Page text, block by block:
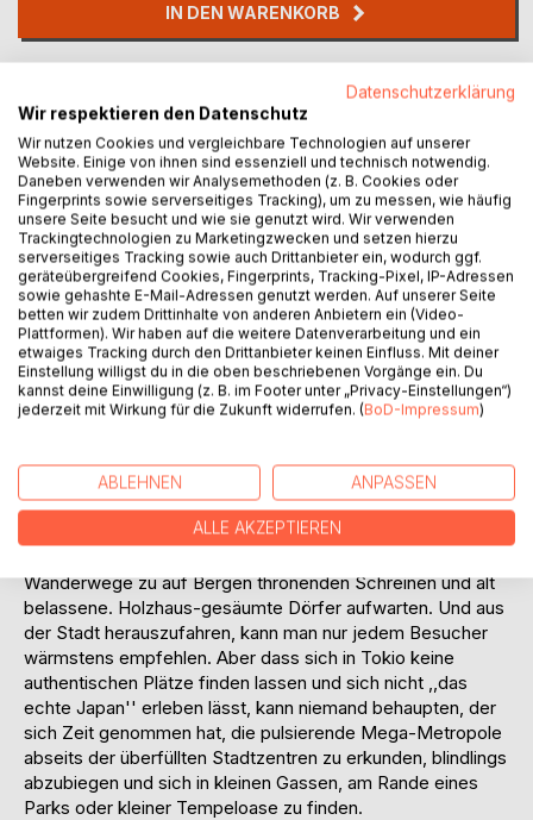
IN DEN WARENKORB
Titel bewerten
BESCHREIBUNG
Nicht jeder Reisende hat in Tokio sein Herz gelassen. Als
seelenlose Großstadt verschrien, wo Arbeit mehr wiegt als
Familie und Freizeit (Gesundheit gar), als Abbild einer
Stadt spaltet die Gemüter, vor allem bei Besuchern mit
wenig Zeit, aber hohen Erwartungen.
Es stimmt: Die schönsten Erlebnisse in Tokio bieten sich
Wanderwege zu auf Bergen thronenden Schreinen und alt
belassene. Holzhaus-gesäumte Dörfer aufwarten. Und aus
der Stadt herauszufahren, kann man nur jedem Besucher
wärmstens empfehlen. Aber dass sich in Tokio keine
authentischen Plätze finden lassen und sich nicht ,,das
echte Japan'' erleben lässt, kann niemand behaupten, der
sich Zeit genommen hat, die pulsierende Mega-Metropole
abseits der überfüllten Stadtzentren zu erkunden, blindlings
abzubiegen und sich in kleinen Gassen, am Rande eines
Parks oder kleiner Tempeloase zu finden.
Datenschutzerklärung
Wir respektieren den Datenschutz
Wir nutzen Cookies und vergleichbare Technologien auf unserer
Website. Einige von ihnen sind essenziell und technisch notwendig.
Daneben verwenden wir Analysemethoden (z. B. Cookies oder
Fingerprints sowie serverseitiges Tracking), um zu messen, wie häufig
unsere Seite besucht und wie sie genutzt wird. Wir verwenden
Trackingtechnologien zu Marketingzwecken und setzen hierzu
serverseitiges Tracking sowie auch Drittanbieter ein, wodurch ggf.
geräteübergreifend Cookies, Fingerprints, Tracking-Pixel, IP-Adressen
sowie gehashte E-Mail-Adressen genutzt werden. Auf unserer Seite
betten wir zudem Drittinhalte von anderen Anbietern ein (Video-
Plattformen). Wir haben auf die weitere Datenverarbeitung und ein
etwaiges Tracking durch den Drittanbieter keinen Einfluss. Mit deiner
Einstellung willigst du in die oben beschriebenen Vorgänge ein. Du
kannst deine Einwilligung (z. B. im Footer unter „Privacy-Einstellungen“)
jederzeit mit Wirkung für die Zukunft widerrufen. (BoD-Impressum)
ABLEHNEN ANPASSEN
ALLE AKZEPTIEREN